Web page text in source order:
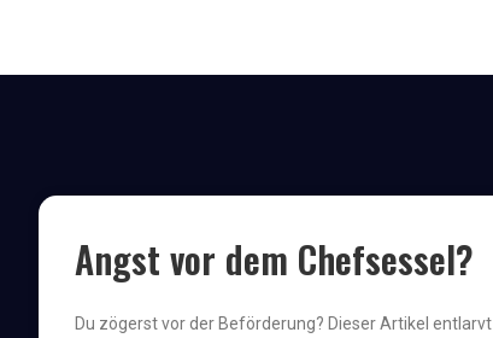
Angst vor dem Chefsessel?
Du zögerst vor der Beförderung? Dieser Artikel entlarvt